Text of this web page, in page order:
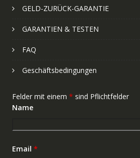
GELD-ZURÜCK-GARANTIE
GARANTIEN & TESTEN
FAQ
Geschäftsbedingungen
Felder mit einem * sind Pflichtfelder
Name
Email *